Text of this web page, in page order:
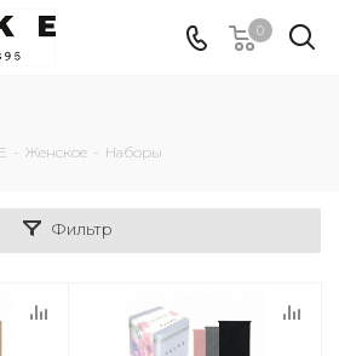
0
- Женское - Наборы
Фильтр